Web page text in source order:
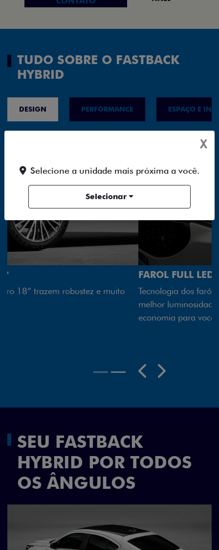
TUDO SOBRE O FASTBACK
HYBRID
DESIGN PERFORMANCE ESPAÇO E
FAROL FULL LED
Tecnologia dos faróis totalmente em LED garante
melhor luminosidade, maior durabilidade e mais
Rodas aro 18"
SEU FASTBACK
HYBRID POR TODOS
OS ÂNGULOS
X
Selecione a unidade mais próxima a você.
Selecionar